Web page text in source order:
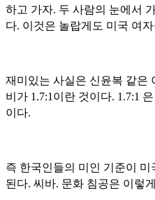
하고 가자. 두 사람의 눈에서
다. 이것은 놀랍게도 미국 여
재미있는 사실은 신윤복 같은
비가 1.7:1이란 것이다. 1.7:1
이다.
즉 한국인들의 미인 기준이
된다. 씨바. 문화 침공은 이렇